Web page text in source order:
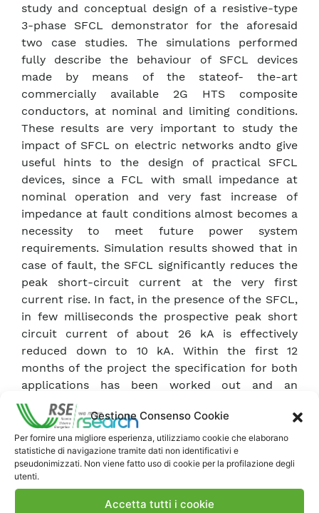
Gestione Consenso Cookie
Per fornire una migliore esperienza, utilizziamo cookie che elaborano
statistiche di navigazione tramite dati non identificativi e
pseudonimizzati. Non viene fatto uso di cookie per la profilazione degli
utenti.
Accetta tutti i cookie
study and conceptual design of a resistive-type
3-phase SFCL demonstrator for the aforesaid
two case studies. The simulations performed
fully describe the behaviour of SFCL devices
made by means of the stateof- the-art
commercially available 2G HTS composite
conductors, at nominal and limiting conditions.
These results are very important to study the
impact of SFCL on electric networks andto give
useful hints to the design of practical SFCL
devices, since a FCL with small impedance at
nominal operation and very fast increase of
impedance at fault conditions almost becomes a
necessity to meet future power system
requirements. Simulation results showed that in
case of fault, the SFCL significantly reduces the
peak short-circuit current at the very first
current rise. In fact, in the presence of the SFCL,
in few milliseconds the prospective peak short
circuit current of about 26 kA is effectively
reduced down to 10 kA. Within the first 12
months of the project the specification for both
applications has been worked out and an
appropriate conceptual design of the SFCL
system has been conceived. A next major step is
to complete the ongoing electrical, mechanical,
and thermal measurements in order to fix the
detailed SFCL design for construction . This work
has been financed by the Research Fund for the
Italian Electrical System under the Contract